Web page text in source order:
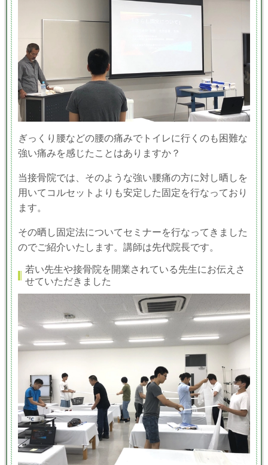
ぎっくり腰などの腰の痛みでトイレに行くのも困難な
強い痛みを感じたことはありますか？
当接骨院では、そのような強い腰痛の方に対し晒しを
用いてコルセットよりも安定した固定を行なっており
ます。
その晒し固定法についてセミナーを行なってきました
のでご紹介いたします。講師は先代院長です。
若い先生や接骨院を開業されている先生にお伝えさ
せていただきました